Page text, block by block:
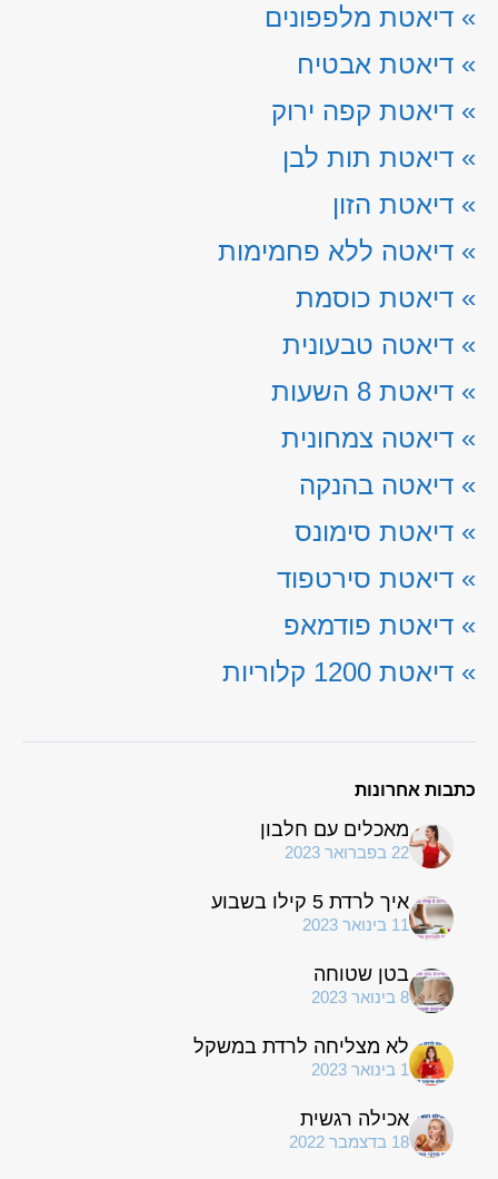
» דיאטת מלפפונים
» דיאטת אבטיח
» דיאטת קפה ירוק
» דיאטת תות לבן
» דיאטת הזון
» דיאטה ללא פחמימות
» דיאטת כוסמת
» דיאטה טבעונית
» דיאטת 8 השעות
» דיאטה צמחונית
» דיאטה בהנקה
» דיאטת סימונס
» דיאטת סירטפוד
» דיאטת פודמאפ
» דיאטת 1200 קלוריות
כתבות אחרונות
מאכלים עם חלבון
22 בפברואר 2023
איך לרדת 5 קילו בשבוע
11 בינואר 2023
בטן שטוחה
8 בינואר 2023
לא מצליחה לרדת במשקל
1 בינואר 2023
אכילה רגשית
18 בדצמבר 2022